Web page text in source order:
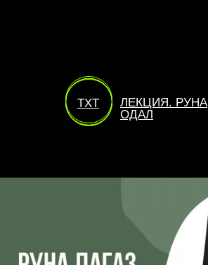
TXT
ЛЕКЦИЯ. РУНА
ОДАЛ